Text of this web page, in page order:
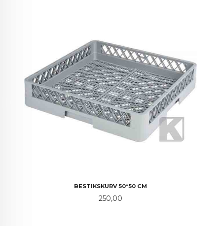
BESTIKSKURV 50*50 CM
Pris
250,00